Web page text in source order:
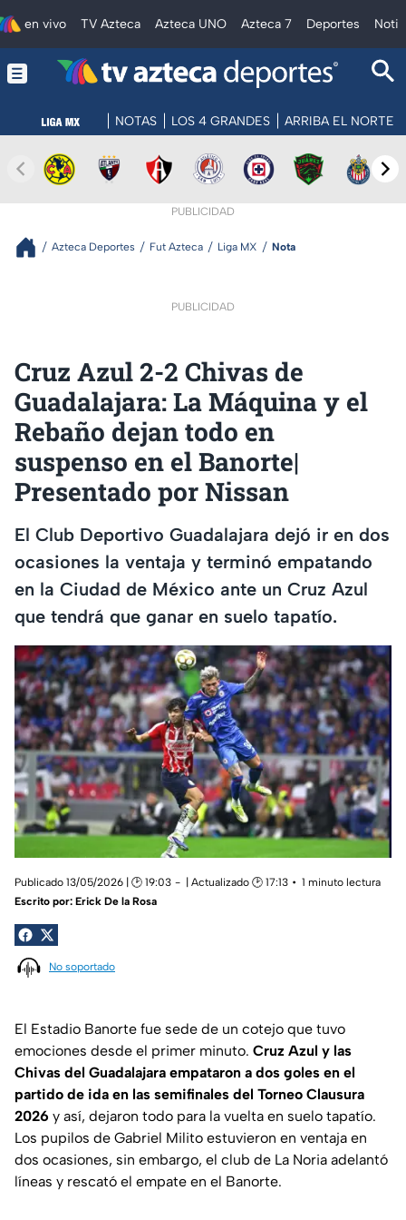
en vivo TV Azteca Azteca UNO Azteca 7 Deportes
NOTAS LOS 4 GRANDES ARRIBA EL NORTE
PUBLICIDAD
Azteca Deportes Fut Azteca Liga MX Nota
PUBLICIDAD
Cruz Azul 2-2 Chivas de
Guadalajara: La Máquina y el
Rebaño dejan todo en
suspenso en el Banorte|
Presentado por Nissan
El Club Deportivo Guadalajara dejó ir en dos
ocasiones la ventaja y terminó empatando
en la Ciudad de México ante un Cruz Azul
que tendrá que ganar en suelo tapatío.
Publicado 13/05/2026 | 🕑 19:03 | Actualizado 🕑 17:13
1 minuto lectura
Escrito por: Erick De la Rosa
No soportado
El Estadio Banorte fue sede de un cotejo que tuvo
emociones desde el primer minuto. Cruz Azul y las
Chivas del Guadalajara empataron a dos goles en el
partido de ida en las semifinales del Torneo Clausura
2026 y así, dejaron todo para la vuelta en suelo tapatío.
Los pupilos de Gabriel Milito estuvieron en ventaja en
dos ocasiones, sin embargo, el club de La Noria adelantó
líneas y rescató el empate en el Banorte.